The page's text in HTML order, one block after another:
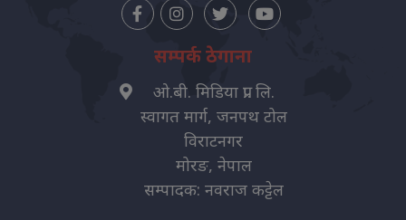
सम्पर्क ठेगाना
ओ.बी. मिडिया प्रा. लि.
स्वागत मार्ग, जनपथ टोल
विराटनगर
मोरङ, नेपाल
सम्पादक: नवराज कट्टेल